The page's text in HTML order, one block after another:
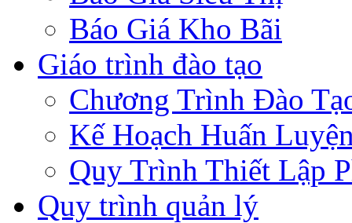
Báo Giá Kho Bãi
Giáo trình đào tạo
Chương Trình Đào
Kế Hoạch Huấn
Quy Trình Thiết Lập
Quy trình quản lý